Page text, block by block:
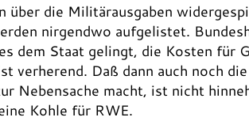
über die Militärausgaben
nirgendwo aufgelistet.
dem Staat gelingt, die Kosten für
verherend. Daß dann auch noch
Nebensache macht, ist nicht
Kohle für RWE.